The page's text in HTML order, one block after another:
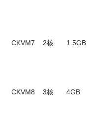
CKVM7 2核 1.5GB
CKVM8 3核 4GB